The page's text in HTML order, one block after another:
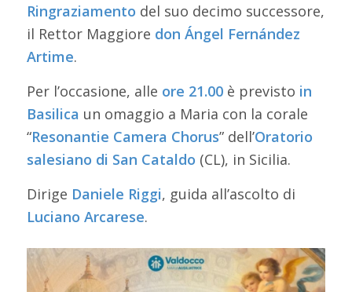
Ringraziamento del suo decimo successore,
il Rettor Maggiore don Ángel Fernández
Artime.
Per l’occasione, alle ore 21.00è previsto in
Basilica un omaggio a Maria con la corale
“Resonantie Camera Chorus” dell’Oratorio
salesiano di San Cataldo (CL), in Sicilia.
Dirige Daniele Riggi, guida all’ascolto di
Luciano Arcarese.